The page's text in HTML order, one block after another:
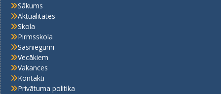
Sākums
Aktualitātes
Skola
Pirmsskola
Sasniegumi
Vecākiem
Vakances
Kontakti
Privātuma politika